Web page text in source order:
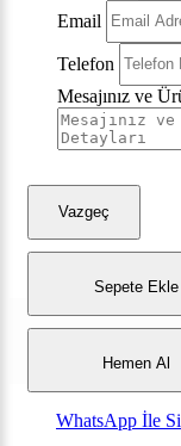
Email
Telefon
Mesajınız ve
Vazgeç
Sepete Ekle
Hemen Al
WhatsApp İle